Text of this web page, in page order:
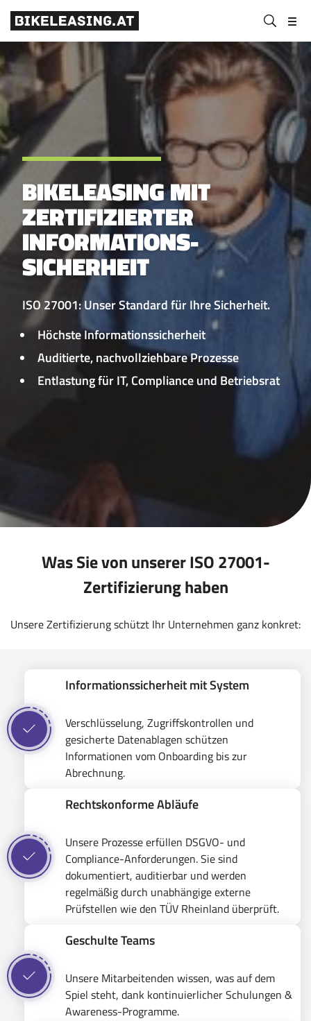
BLS
Bikeleasing-
Service
Österreich
GmbH
Bikeleasing
ist
Ihr
zuverlässiger
Partner
Dienstrad-
Leasing.
Auch
für
Selbstständige.
Wir
organisieren
Ihr
Rundum-
sorglos-
Paket
das
Leasen
E-
https://bikeleasing.at/
BIKELEASING MIT
ZERTIFIZIERTER
INFORMATIONS­
SICHERHEIT
ISO 27001: Unser Standard für Ihre Sicherheit.
Höchste Informationssicherheit
Auditierte, nachvollziehbare Prozesse
Entlastung für IT, Compliance und Betriebsrat
Was Sie von unserer ISO 27001-
Zertifizierung haben
Unsere Zertifizierung schützt Ihr Unternehmen ganz konkret:
Informationssicherheit mit System
Verschlüsselung, Zugriffskontrollen und
gesicherte Datenablagen schützen
Informationen vom Onboarding bis zur
Abrechnung.
Rechtskonforme Abläufe
Unsere Prozesse erfüllen DSGVO- und
Compliance-Anforderungen. Sie sind
dokumentiert, auditierbar und werden
regelmäßig durch unabhängige externe
Prüfstellen wie den TÜV Rheinland überprüft.
Geschulte Teams
Unsere Mitarbeitenden wissen, was auf dem
Spiel steht, dank kontinuierlicher Schulungen &
Awareness-Programme.